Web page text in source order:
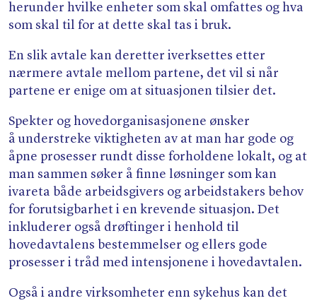
herunder hvilke enheter som skal omfattes og hva
som skal til for at dette skal tas i bruk.
En slik avtale kan deretter iverksettes etter
nærmere avtale mellom partene, det vil si når
partene er enige om at situasjonen tilsier det.
Spekter og hovedorganisasjonene ønsker
å understreke viktigheten av at man har gode og
åpne prosesser rundt disse forholdene lokalt, og at
man sammen søker å finne løsninger som kan
ivareta både arbeidsgivers og arbeidstakers behov
for forutsigbarhet i en krevende situasjon. Det
inkluderer også drøftinger i henhold til
hovedavtalens bestemmelser og ellers gode
prosesser i tråd med intensjonene i hovedavtalen.
Også i andre virksomheter enn sykehus kan det